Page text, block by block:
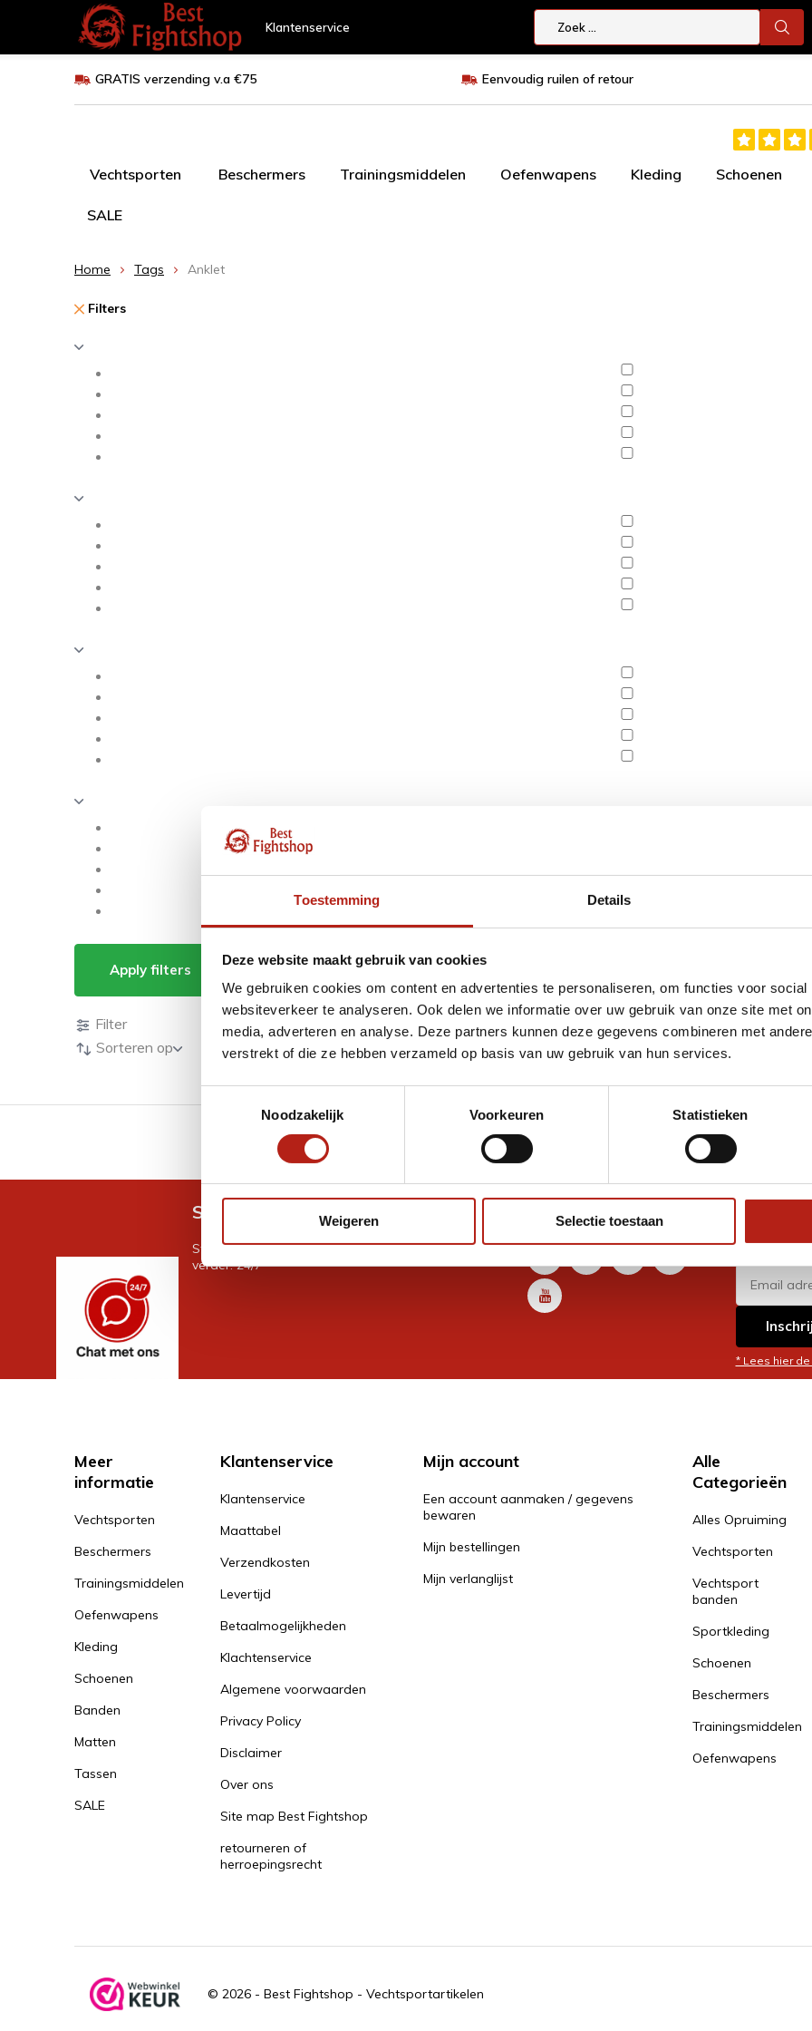
Toestemming Details
Deze website maakt gebruik van cookies
We gebruiken cookies om content en advertenties te personaliseren, om functies voor
websiteverkeer te analyseren. Ook delen we informatie over uw gebruik van onze site met
media, adverteren en analyse. Deze partners kunnen deze gegevens combineren met
verstrekt of die ze hebben verzameld op basis van uw gebruik van hun services.
Noodzakelijk
Voorkeuren Statistieken
Weigeren Selectie toestaan
Klantenservice
GRATIS verzending v.a €75 Eenvoudig ruilen of retour
Vechtsporten Beschermers Trainingsmiddelen Oefenwapens Kleding Schoenen
SALE
Home Tags Anklet
Filters
Apply filters Producten getagd met Anklet
Producten
Filter
Sorteren op
GRATIS verzending v.a €75 Eenvoudig ruilen of retour
Snel antwoord op je vraag?
Stel je vraag in de chat, en we helpen je graag
verder. 24/7
Volg ons
* Lees hier
Meer
informatie
Vechtsporten
Beschermers
Trainingsmiddelen
Oefenwapens
Kleding
Schoenen
Banden
Matten
Tassen
SALE
Klantenservice
Klantenservice
Maattabel
Verzendkosten
Levertijd
Betaalmogelijkheden
Klachtenservice
Algemene voorwaarden
Privacy Policy
Disclaimer
Over ons
Site map Best Fightshop
retourneren of
herroepingsrecht
Mijn account
Een account aanmaken / gegevens
bewaren
Mijn bestellingen
Mijn verlanglijst
Alle
Categorieën
Alles Opruiming
Vechtsporten
Vechtsport
banden
Sportkleding
Schoenen
Beschermers
Trainingsmiddelen
Oefenwapens
© 2026 - Best Fightshop - Vechtsportartikelen